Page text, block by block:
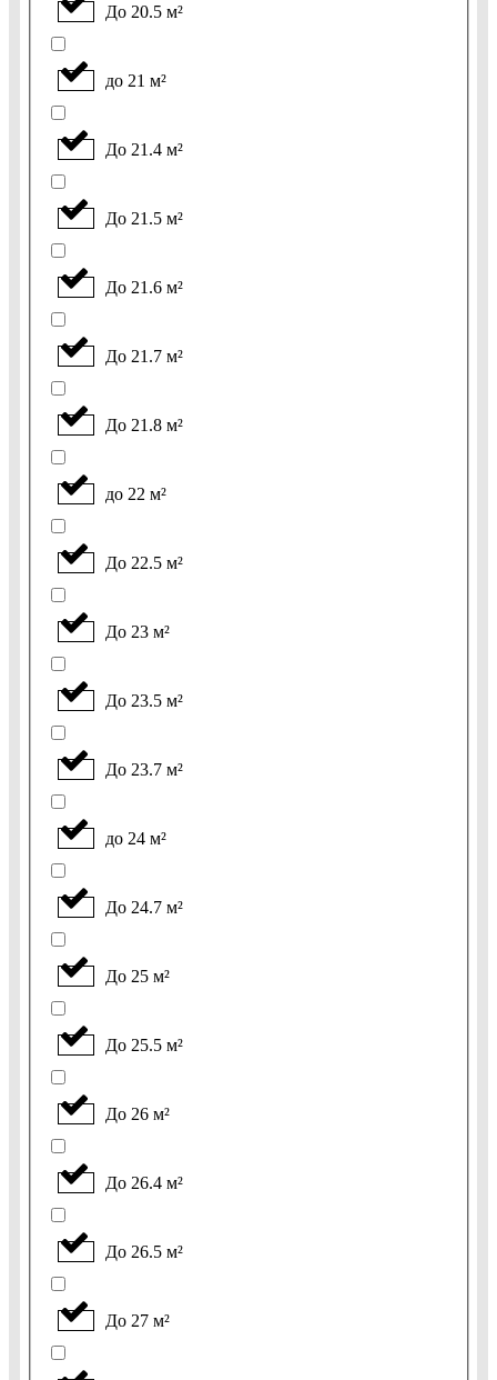
До 20.5 м²
до 21 м²
До 21.4 м²
До 21.5 м²
До 21.6 м²
До 21.7 м²
До 21.8 м²
до 22 м²
До 22.5 м²
До 23 м²
До 23.5 м²
До 23.7 м²
до 24 м²
До 24.7 м²
До 25 м²
До 25.5 м²
До 26 м²
До 26.4 м²
До 26.5 м²
До 27 м²